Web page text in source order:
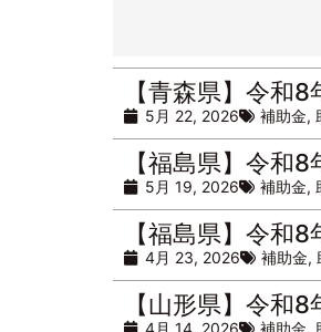
【青森県】令和
5月 22, 2026 補助金,
【福島県】令和
5月 19, 2026 補助金,
【福島県】令和
4月 23, 2026 補助金,
【山形県】令和